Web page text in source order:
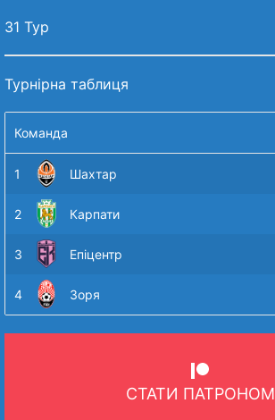
31 Тур
Турнірна таблиця
Команда
1 Шахтар
2 Карпати
3 Епіцентр
4 Зоря
СТАТИ ПАТРОНОМ